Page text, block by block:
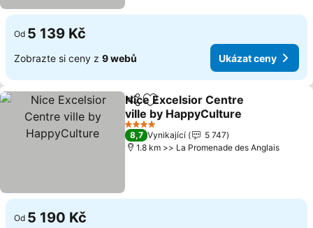
Od 5 139 Kč
Zobrazte si ceny z 9 webů Ukázat ceny
SdíletPřidat na seznam oblíbených
Nice Excelsior Centre
ville by HappyCulture
Ukázat ceny
4 Počet hvězdiček
8,7 Vynikající
5 747
1.8 km >> La Promenade des Anglais
Od 5 190 Kč